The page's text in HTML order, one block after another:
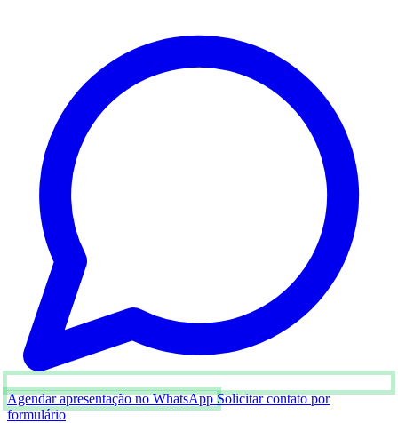
Agendar apresentação no WhatsAppSolicitar contato por
formulário